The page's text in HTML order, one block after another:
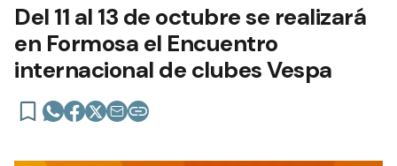
Del 11 al 13 de octubre se realizará
en Formosa el Encuentro
internacional de clubes Vespa